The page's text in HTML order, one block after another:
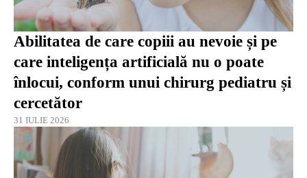
Abilitatea de care copiii au nevoie și pe
care inteligența artificială nu o poate
înlocui, conform unui chirurg pediatru și
cercetător
31 IULIE 2026